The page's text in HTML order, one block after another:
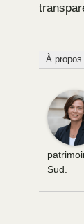
À propos
Sud.